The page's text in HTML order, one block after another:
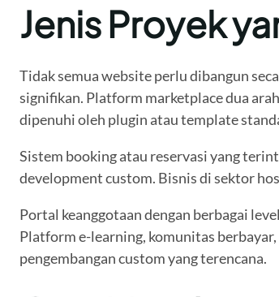
Jenis Proyek
Tidak semua website perlu dibangun
signifikan. Platform marketplace dua
dipenuhi oleh plugin atau template
Sistem booking atau reservasi yang
development custom. Bisnis di sektor
Portal keanggotaan dengan berbagai
Platform e-learning, komunitas
pengembangan custom yang terencana.